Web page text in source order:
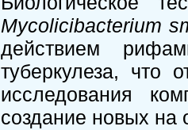
Mycolicibacterium
действием
туберкулеза, что
исследования
создание новых на